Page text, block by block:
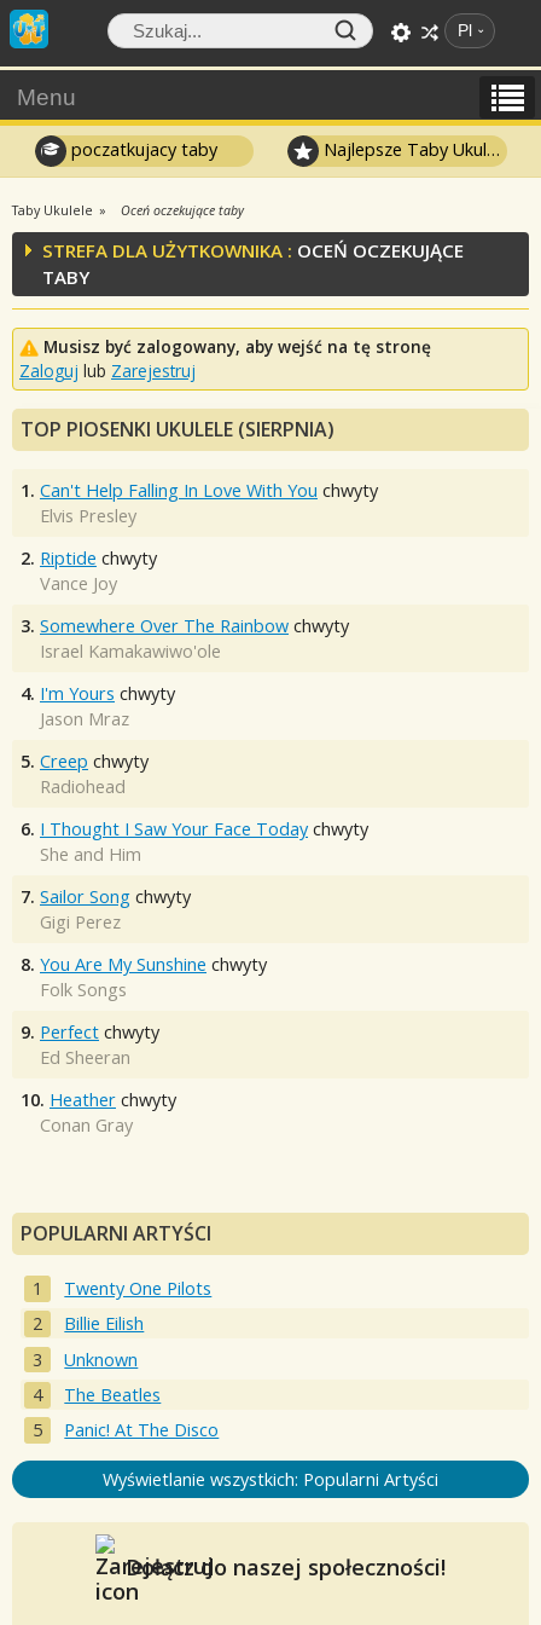
Pl
Menu
poczatkujacy taby Najlepsze Taby Ukulele
Taby Ukulele Oceń oczekujące taby
STREFA DLA UŻYTKOWNIKA : OCEŃ OCZEKUJĄCE
TABY
Musisz być zalogowany, aby wejść na tę stronę
Zaloguj lub Zarejestruj
TOP PIOSENKI UKULELE (SIERPNIA)
1. Can't Help Falling In Love With You chwyty
Elvis Presley
2. Riptide chwyty
Vance Joy
3. Somewhere Over The Rainbow chwyty
Israel Kamakawiwo'ole
4. I'm Yours chwyty
Jason Mraz
5. Creep chwyty
Radiohead
6. I Thought I Saw Your Face Today chwyty
She and Him
7. Sailor Song chwyty
Gigi Perez
8. You Are My Sunshine chwyty
Folk Songs
9. Perfect chwyty
Ed Sheeran
10. Heather chwyty
Conan Gray
POPULARNI ARTYŚCI
Twenty One Pilots
Billie Eilish
Unknown
The Beatles
Panic! At The Disco
Wyświetlanie wszystkich: Popularni Artyści
Dołącz do naszej społeczności!